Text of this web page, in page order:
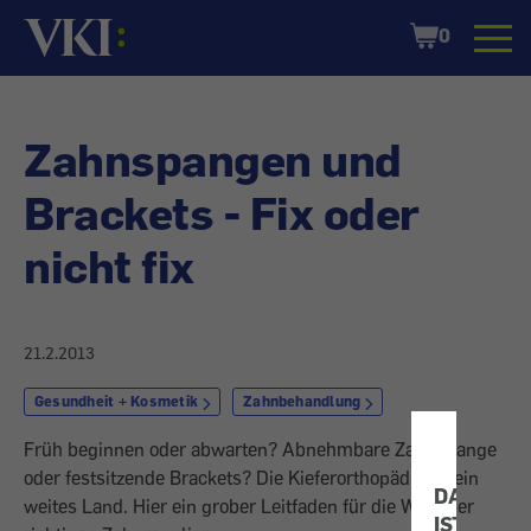
IST
Startseite
Shopping
Cart
0
Zahnspangen und
Brackets - Fix oder
nicht fix
21.2.2013
Gesundheit + Kosmetik Zahnbehandlung
Früh beginnen oder abwarten? Abnehmbare Zahnspange
oder festsitzende Brackets? Die Kieferorthopädie ist ein
weites Land. Hier ein grober Leitfaden für die Wahl der